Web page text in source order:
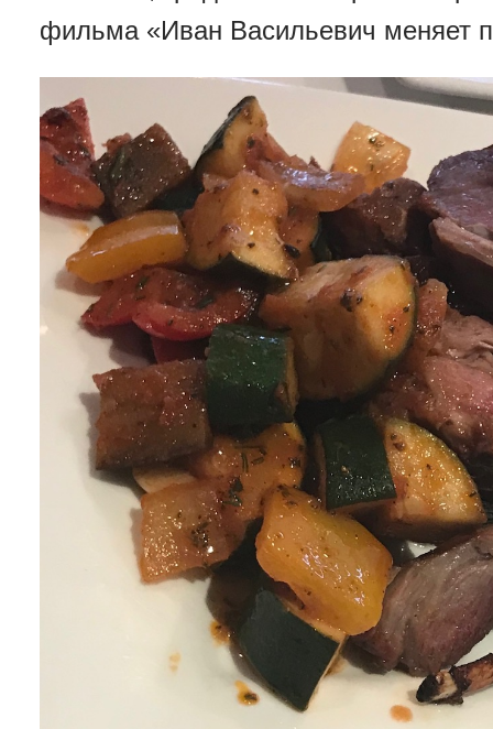
фильма «Иван Васильевич меняет